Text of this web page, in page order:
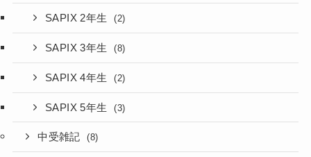
SAPIX 2年生 (2)
SAPIX 3年生 (8)
SAPIX 4年生 (2)
SAPIX 5年生 (3)
中受雑記 (8)